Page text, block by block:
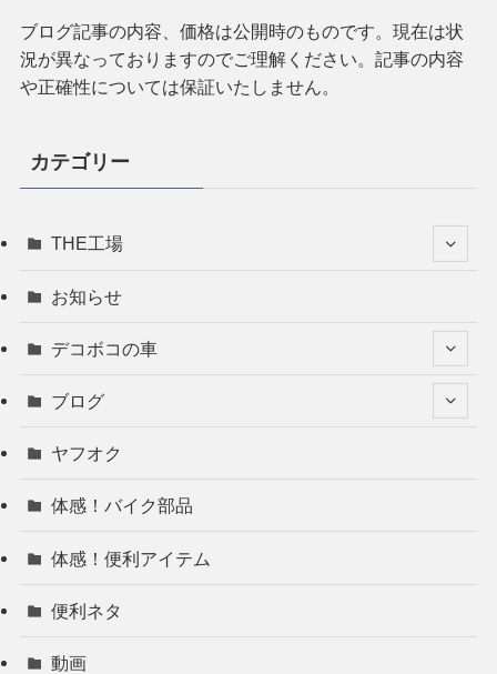
ブログ記事の内容、価格は公開時のものです。現在は状
況が異なっておりますのでご理解ください。記事の内容
や正確性については保証いたしません。
カテゴリー
THE工場
お知らせ
デコボコの車
ブログ
ヤフオク
体感！バイク部品
体感！便利アイテム
便利ネタ
動画